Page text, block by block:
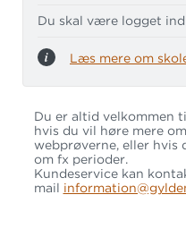
opgavekommisionen
Birthe Christensen,
beskikket censor.
bogserien Prøveklar.
Du og dine elever får
Du skal være logget
Læs mere om
Du er altid velkommen
hvis du vil høre mere
webprøverne, eller hvis
om fx perioder.
Kundeservice kan
mail